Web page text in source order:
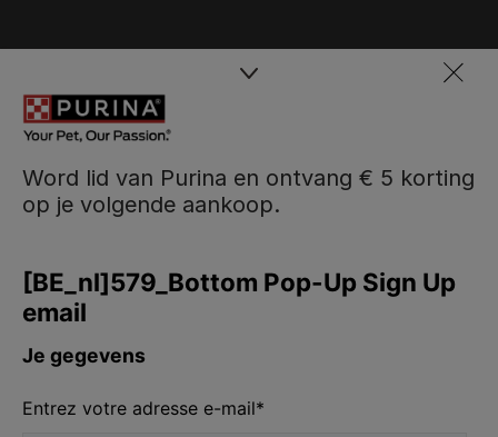
Word lid van Purina en ontvang € 5 korting
op je volgende aankoop.
Purina